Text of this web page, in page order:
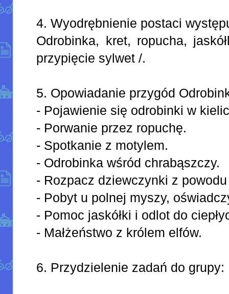
4. Wyodrębnienie postaci
Odrobinka, kret, ropucha,
przypięcie sylwet /.
5. Opowiadanie przygód
- Pojawienie się odrobinki w
- Porwanie przez ropuchę.
- Spotkanie z motylem.
- Odrobinka wśród chrabąszczy.
- Rozpacz dziewczynki z powodu
- Pobyt u polnej myszy,
- Pomoc jaskółki i odlot do
- Małżeństwo z królem elfów.
6. Przydzielenie zadań do grupy: